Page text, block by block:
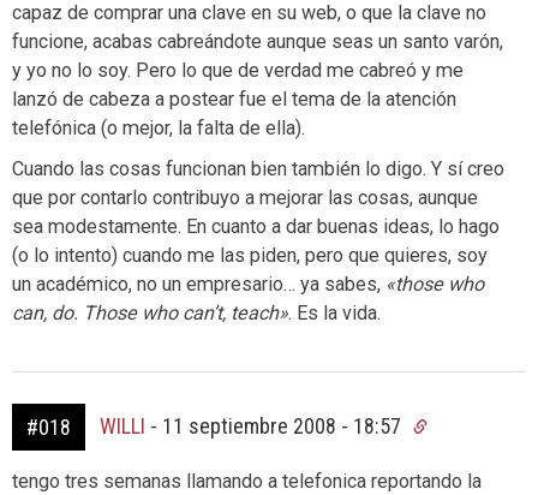
capaz de comprar una clave en su web, o que la clave no
funcione, acabas cabreándote aunque seas un santo varón,
y yo no lo soy. Pero lo que de verdad me cabreó y me
lanzó de cabeza a postear fue el tema de la atención
telefónica (o mejor, la falta de ella).
Cuando las cosas funcionan bien también lo digo. Y sí creo
que por contarlo contribuyo a mejorar las cosas, aunque
sea modestamente. En cuanto a dar buenas ideas, lo hago
(o lo intento) cuando me las piden, pero que quieres, soy
un académico, no un empresario… ya sabes, «those who
can, do. Those who can’t, teach». Es la vida.
#018 WILLI - 11 septiembre 2008 - 18:57
tengo tres semanas llamando a telefonica reportando la